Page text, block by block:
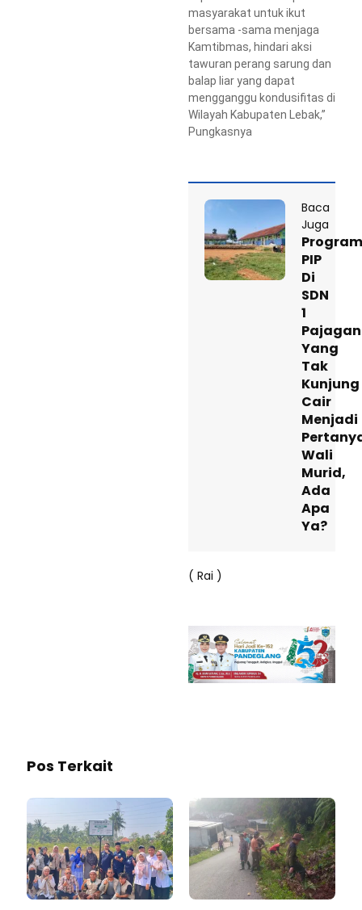
masyarakat untuk ikut
bersama -sama menjaga
Kamtibmas, hindari aksi
tawuran perang sarung dan
balap liar yang dapat
mengganggu kondusifitas di
Wilayah Kabupaten Lebak,”
Pungkasnya
Baca
Juga
Program
PIP
Di
SDN
1
Pajagan
Yang
Tak
Kunjung
Cair
Menjadi
Wali
Murid,
Ada
Apa
Ya?
( Rai )
Pos Terkait